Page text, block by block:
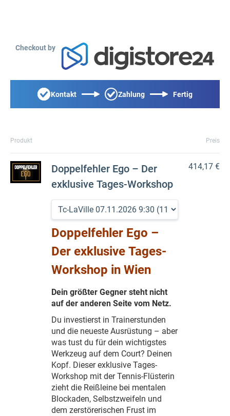
Checkout by
Kontakt Zahlung Fertig
Produkt Preis
Doppelfehler Ego – Der
exklusive Tages-Workshop
Doppelfehler Ego –
Der exklusive Tages-
Workshop in Wien
Dein größter Gegner steht nicht
auf der anderen Seite vom Netz.
Du investierst in Trainerstunden
und die neueste Ausrüstung – aber
was tust du für dein wichtigstes
Werkzeug auf dem Court? Deinen
Kopf. Dieser exklusive Tages-
Workshop mit der Tennis-Flüsterin
zieht die Reißleine bei mentalen
Blockaden, Selbstzweifeln und
dem zerstörerischen Frust im
414,17 €